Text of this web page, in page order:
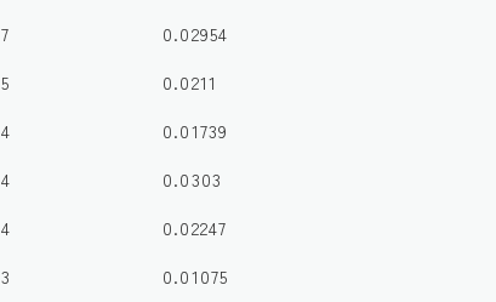
7
0.02954
5
0.0211
4
0.01739
4
0.0303
4
0.02247
3
0.01075